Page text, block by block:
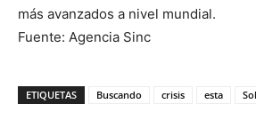
más avanzados a nivel mundial.
Fuente: Agencia Sinc
ETIQUETAS Buscando crisis esta